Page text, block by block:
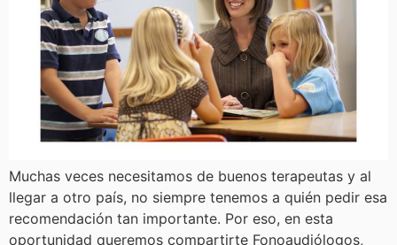
Muchas veces necesitamos de buenos terapeutas y al
llegar a otro país, no siempre tenemos a quién pedir esa
recomendación tan importante. Por eso, en esta
oportunidad queremos compartirte Fonoaudiólogos,